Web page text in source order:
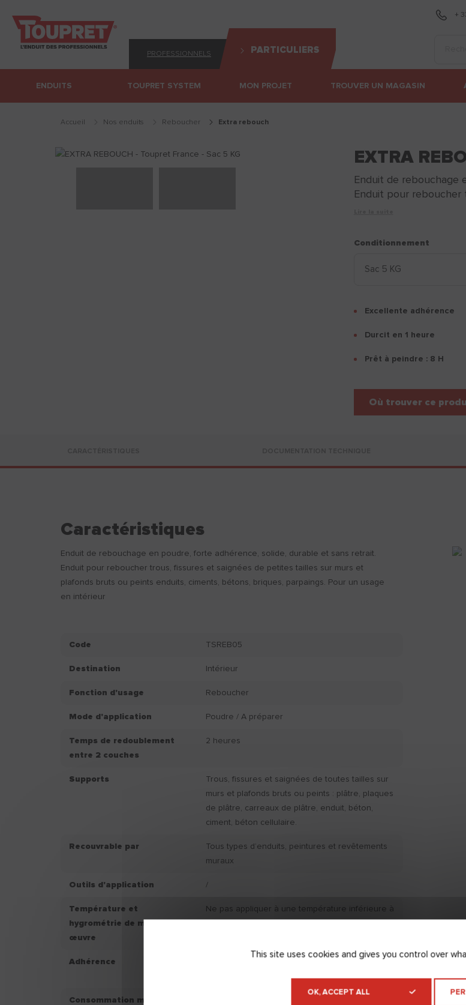
PROFESSIONNELS PARTICULIERS
+
ENDUITS TOUPRET SYSTEM MON PROJET TROUVER UN MAGASIN
Accueil Nos enduits reboucher
extra rebouch
EXTRA
Enduit de rebouchage
Enduit pour reboucher
Conditionnement
Excellente adhérence
Durcit en 1 heure
Prêt à peindre : 8 H
Où trouver ce
Caractéristiques
Enduit de rebouchage en poudre, forte adhérence, solide, durable et sans retrait.
Enduit pour reboucher trous, fissures et saignées de petites tailles sur murs et
plafonds bruts ou peints enduits, ciments, bétons, briques, parpaings. Pour un usage
en intérieur
Code TSREB05
Destination Intérieur
Fonction d'usage Reboucher
Mode d'application Poudre / A préparer
Temps de redoublement
entre 2 couches
2 heures
Supports
Trous, fissures et saignées de toutes tailles sur
murs et plafonds bruts ou peints : plâtre, plaques
de plâtre, carreaux de plâtre, enduit, béton,
ciment, béton cellulaire.
Recouvrable par
Tous types d’enduits, peintures et revêtements
muraux
Outils d'application /
Température et
hygrométrie de mise en
œuvre
Ne pas appliquer à une température inférieure à
Adhérence
Adhérence enduit/support (EN 16566) : > 0,5
Consommation moyenne
This site uses cookies and gives you control over
OK, ACCEPT ALL